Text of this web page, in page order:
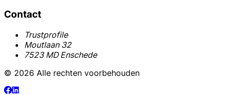
Contact
Trustprofile
Moutlaan 32
7523 MD Enschede
© 2026 Alle rechten voorbehouden